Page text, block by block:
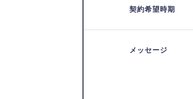
契約希望時期
メッセージ